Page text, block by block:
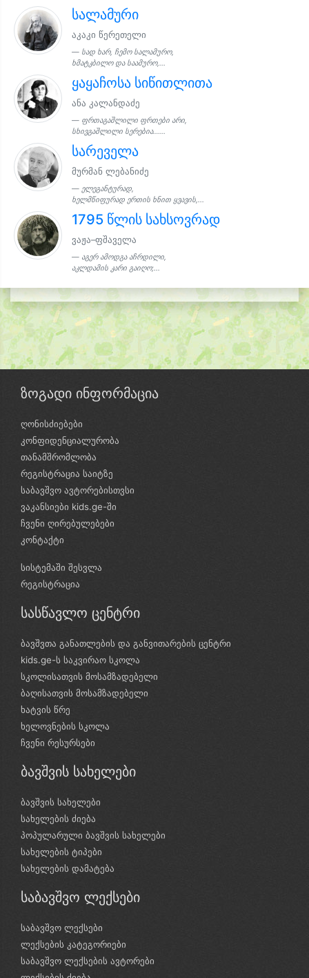
სალამური
აკაკი წერეთელი
სად ხარ, ჩემო სალამურო,
ხმატკბილო და საამურო,...
ყაყაჩოსა სიწითლითა
ანა კალანდაძე
ფრთაგაშლილი ფრთები არი,
სხივგაშლილი სერებია......
სარეველა
მურმან ლებანიძე
ელეგანტურად,
ხელმწიფურად ერთის ხნით ყვავის,...
1795 წლის სახსოვრად
ვაჟა–ფშაველა
აგერ ამოდგა აჩრდილი,
აკლდამის კარი გაიღო;...
ზოგადი ინფორმაცია
ღონისძიებები
კონფიდენციალურობა
თანამშრომლობა
რეგისტრაცია საიტზე
საბავშვო ავტორებისთვსი
ვაკანსიები kids.ge-ში
ჩვენი ღირებულებები
კონტაქტი
სისტემაში შესვლა
რეგისტრაცია
სასწავლო ცენტრი
ბავშვთა განათლების და განვითარების ცენტრი
kids.ge-ს საკვირაო სკოლა
სკოლისათვის მოსამზადებელი
ბაღისათვის მოსამზადებელი
ხატვის წრე
ხელოვნების სკოლა
ჩვენი რესურსები
ბავშვის სახელები
ბავშვის სახელები
სახელების ძიება
პოპულარული ბავშვის სახელები
სახელების ტიპები
სახელების დამატება
საბავშვო ლექსები
საბავშვო ლექსები
ლექსების კატეგორიები
საბავშვო ლექსების ავტორები